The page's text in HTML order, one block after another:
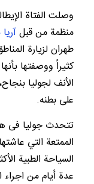
وصلت الفتاة
منظمة من قبل
طهران لزيارة
كثيراً ووصفتها
الأنف لجوليا
على بطنه.
تتحدث جوليا فی
الممتعة التي
السياحة الطبية
عدة أيام من اجراء